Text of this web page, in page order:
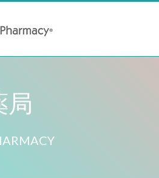
局